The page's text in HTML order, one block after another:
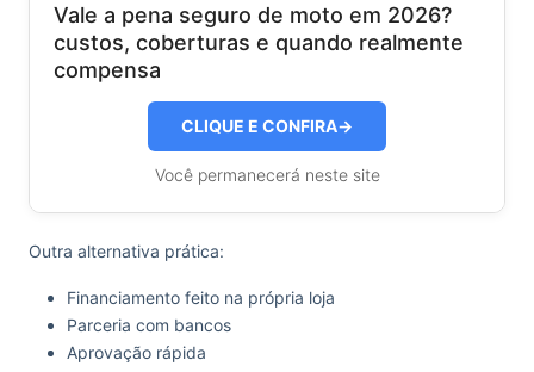
Vale a pena seguro de moto em 2026?
custos, coberturas e quando realmente
compensa
CLIQUE E CONFIRA→
Você permanecerá neste site
Outra alternativa prática:
Financiamento feito na própria loja
Parceria com bancos
Aprovação rápida